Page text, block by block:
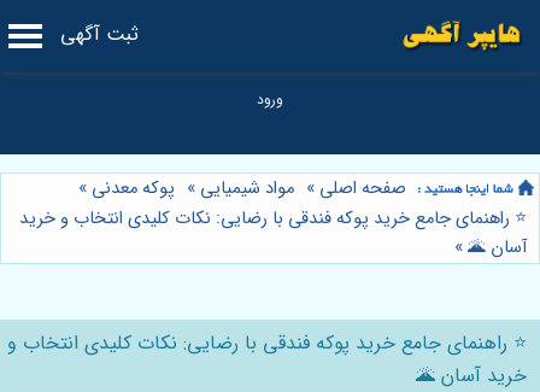
ثبت آگهی
صفحه اصلی » مواد شیمیایی » پوکه معدنی »
⭐️ راهنمای جامع خرید پوکه فندقی با رضایی: نکات کلیدی انتخاب و خرید
آسان 🌋»
⭐️ راهنمای جامع خرید پوکه فندقی با رضایی: نکات کلیدی انتخاب و
خرید آسان 🌋